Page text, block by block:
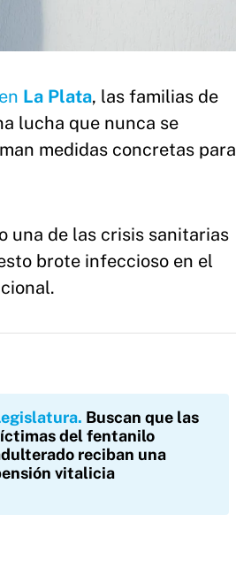
en La Plata, las familias de
lucha que nunca se
medidas concretas para
una de las crisis sanitarias
brote infeccioso en el
Buscan que las
del fentanilo
reciban una
vitalicia